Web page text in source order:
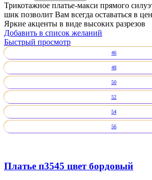
Трикотажное платье-макси прямого
шик позволит Вам всегда оставаться в
Яркие акценты в виде высоких разрезов
Добавить в список желаний
Быстрый просмотр
46
48
50
52
54
56
Платье п3545 цвет бордовый